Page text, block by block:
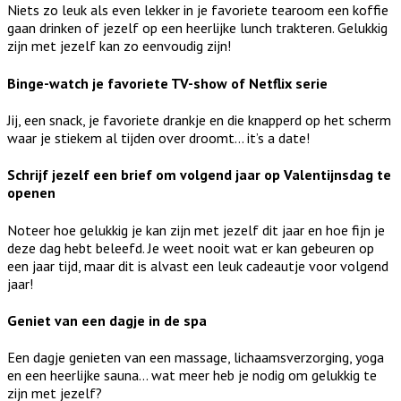
Niets zo leuk als even lekker in je favoriete tearoom een koffie
gaan drinken of jezelf op een heerlijke lunch trakteren. Gelukkig
zijn met jezelf kan zo eenvoudig zijn!
Binge-watch je favoriete TV-show of Netflix serie
Jij, een snack, je favoriete drankje en die knapperd op het scherm
waar je stiekem al tijden over droomt… it’s a date!
Schrijf jezelf een brief om volgend jaar op Valentijnsdag te
openen
Noteer hoe gelukkig je kan zijn met jezelf dit jaar en hoe fijn je
deze dag hebt beleefd. Je weet nooit wat er kan gebeuren op
een jaar tijd, maar dit is alvast een leuk cadeautje voor volgend
jaar!
Geniet van een dagje in de spa
Een dagje genieten van een massage, lichaamsverzorging, yoga
en een heerlijke sauna… wat meer heb je nodig om gelukkig te
zijn met jezelf?